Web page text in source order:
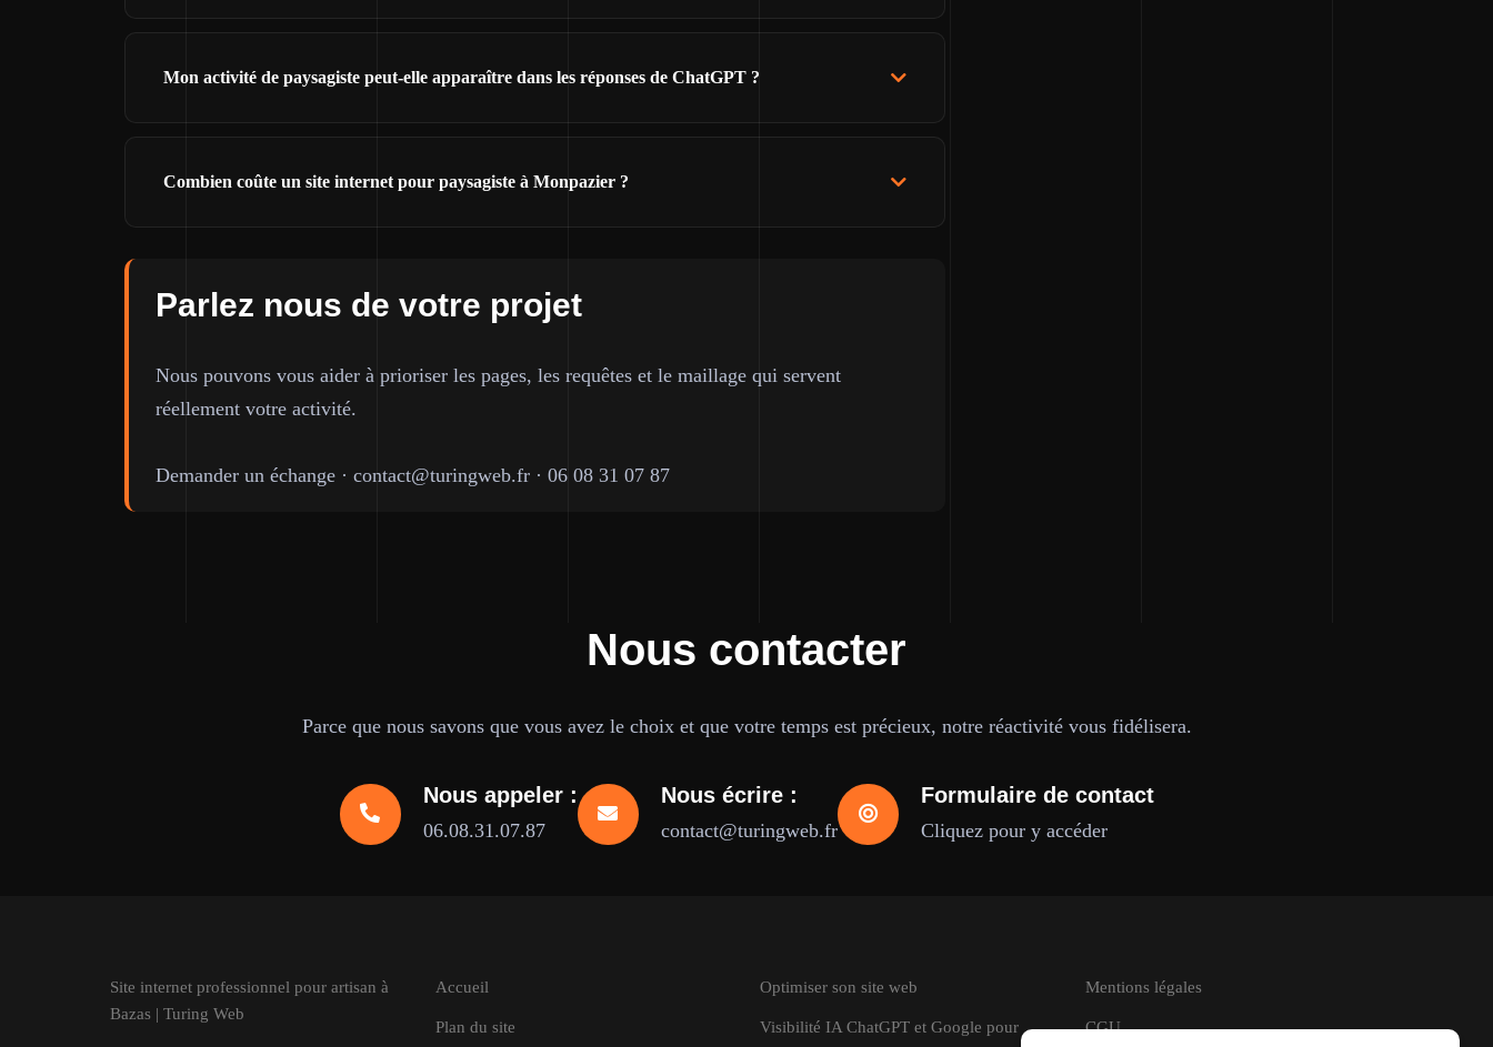
Mon activité de paysagiste peut-elle apparaître dans les réponses de ChatGPT ?
Combien coûte un site internet pour paysagiste à Monpazier ?
Parlez nous de votre projet
Nous pouvons vous aider à prioriser les pages, les requêtes et le maillage qui servent
réellement votre activité.
Demander un échange · contact@turingweb.fr · 06 08 31 07 87
Nous contacter
Parce que nous savons que vous avez le choix et que votre temps est précieux, notre réactivité vous fidélisera.
Nous appeler :
06.08.31.07.87
Nous écrire :
contact@turingweb.fr
Formulaire de contact
Cliquez pour y accéder
Site internet professionnel pour artisan à
Bazas | Turing Web
Accueil
Plan du site
Optimiser son site web
Visibilité IA ChatGPT et Google pour
Mentions légales
CGU